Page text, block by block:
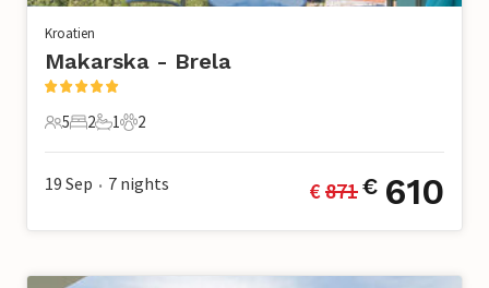
Kroatien
Makarska - Brela
5 Gäste
5
2 Schlafzimmer
2
1 Badezimmer
1
2 Haustiere
2
19 Sep • 7 nights € 871€ 610